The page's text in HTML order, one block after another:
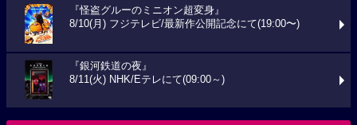
『怪盗グルーのミニオン超変身』
8/10(月) フジテレビ/最新作公開記念にて(19:00〜)
『銀河鉄道の夜』
8/11(火) NHK/Eテレにて(09:00～)